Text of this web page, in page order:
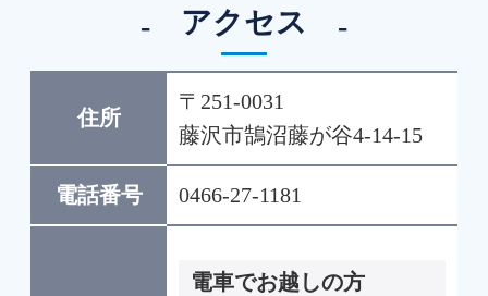
アクセス
住所
〒251-0031
藤沢市鵠沼藤が谷4-14-15
電話番号 0466-27-1181
電車でお越しの方